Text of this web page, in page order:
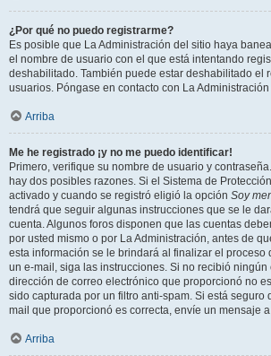
¿Por qué no puedo registrarme?
Es posible que La Administración del sitio haya
el nombre de usuario con el que está intentando
deshabilitado. También puede estar deshabilitado el
usuarios. Póngase en contacto con La
Arriba
Me he registrado ¡y no me puedo identificar!
Primero, verifique su nombre de usuario y
hay dos posibles razones. Si el Sistema de
activado y cuando se registró eligió la opción Soy
tendrá que seguir algunas instrucciones que se le
cuenta. Algunos foros disponen que las cuentas
por usted mismo o por La Administración, antes de
esta información se le brindará al finalizar el proceso
un e-mail, siga las instrucciones. Si no recibió
dirección de correo electrónico que proporcionó no
sido capturada por un filtro anti-spam. Si está seguro
mail que proporcionó es correcta, envíe un mensaje
Arriba